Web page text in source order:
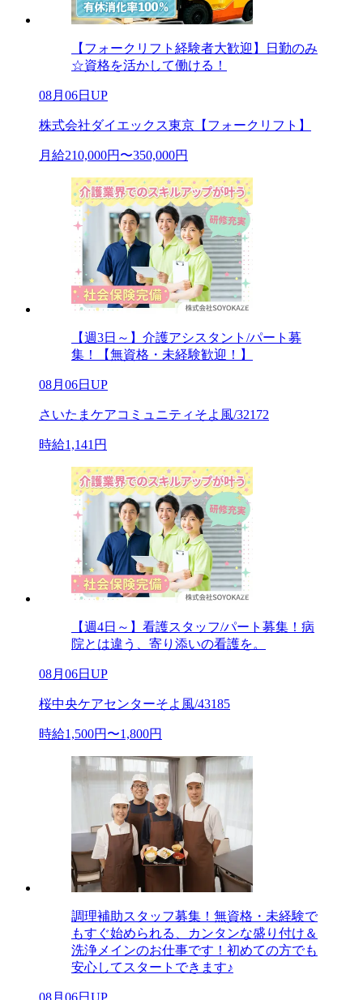
【フォークリフト経験者大歓迎】日勤のみ
☆資格を活かして働ける！
08月06日UP
株式会社ダイエックス東京【フォークリフト】
月給210,000円〜350,000円
【週3日～】介護アシスタント/パート募
集！【無資格・未経験歓迎！】
08月06日UP
さいたまケアコミュニティそよ風/32172
時給1,141円
【週4日～】看護スタッフ/パート募集！病
院とは違う、寄り添いの看護を。
08月06日UP
桜中央ケアセンターそよ風/43185
時給1,500円〜1,800円
調理補助スタッフ募集！無資格・未経験で
もすぐ始められる、カンタンな盛り付け＆
洗浄メインのお仕事です！初めての方でも
安心してスタートできます♪